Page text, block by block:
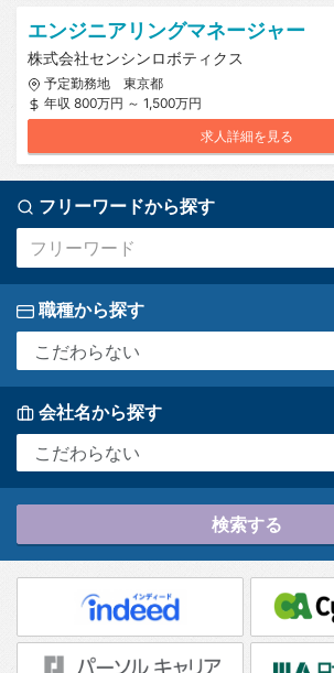
エンジニアリングマネージャー
株式会社センシンロボティクス
予定勤務地 東京都
年収 800万円 ～ 1,500万円
求人詳細を見る
フリーワードから探す
職種から探す
会社名から探す
検索する